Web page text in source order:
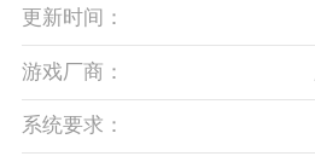
更新时间：
游戏厂商：
系统要求：